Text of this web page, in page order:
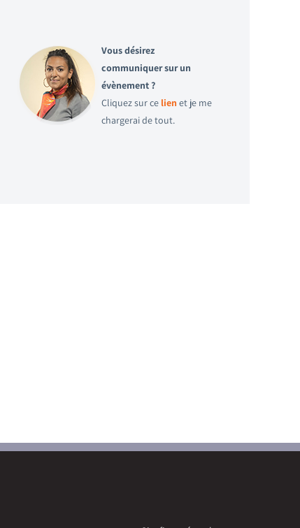
Vous désirez
communiquer sur un
évènement ?
Cliquez sur ce lien et je me
chargerai de tout.